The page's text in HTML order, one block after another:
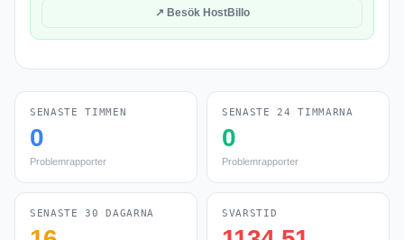
↗ Besök HostBillo
SENASTE TIMMEN
0
Problemrapporter
SENASTE 24 TIMMARNA
0
Problemrapporter
SENASTE 30 DAGARNA SVARSTID